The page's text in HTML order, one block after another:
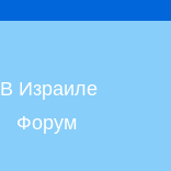
В Израиле
Форум